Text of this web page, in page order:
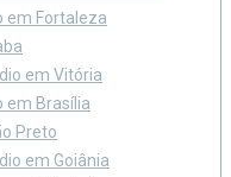
em Fortaleza
em Vitória
em Brasília
Preto
em Goiânia